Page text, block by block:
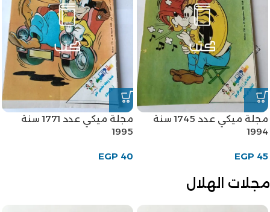
مجلة ميكي عدد 1745 سنة
1994
EGP 45
مجلة ميكي عدد 1771 سنة
1995
EGP 40
مجلات الهلال